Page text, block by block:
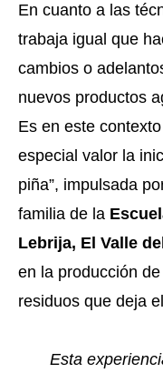
En cuanto a las
trabaja igual que
cambios o
nuevos productos
Es en este
especial valor la
piña”, impulsada
familia de la
Lebrija, El Valle
en la producción
residuos que deja
Esta